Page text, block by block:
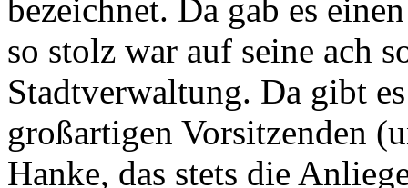
bezeichnet. Da gab es
so stolz war auf seine ach
Stadtverwaltung. Da gibt
großartigen Vorsitzenden
Hanke, das stets die